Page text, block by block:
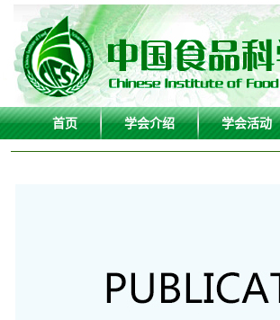
首页 学会介绍 学会活动